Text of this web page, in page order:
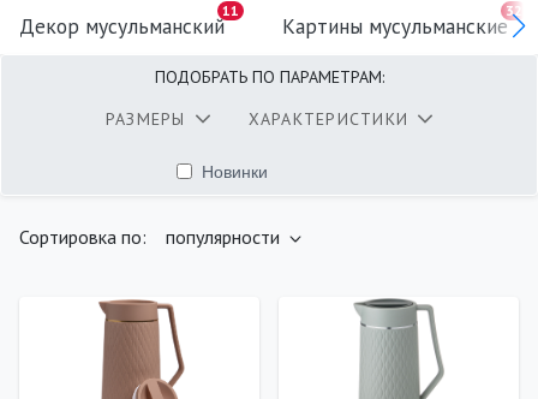
Декор мусульманский
11
Картины мусульманские
32
ПОДОБРАТЬ ПО ПАРАМЕТРАМ:
РАЗМЕРЫ
ХАРАКТЕРИСТИКИ
Новинки
Сортировка по: популярности